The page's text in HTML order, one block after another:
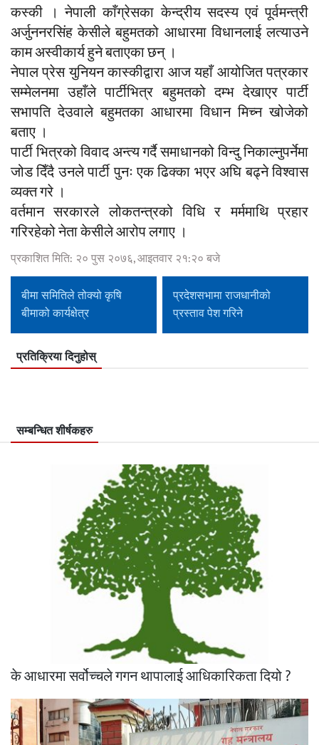
कस्की । नेपाली काँग्रेसका केन्द्रीय सदस्य एवं पूर्वमन्त्री
अर्जुननरसिंह केसीले बहुमतको आधारमा विधानलाई लत्याउने
काम अस्वीकार्य हुने बताएका छन् ।
नेपाल प्रेस युनियन कास्कीद्वारा आज यहाँ आयोजित पत्रकार
सम्मेलनमा उहाँले पार्टीभित्र बहुमतको दम्भ देखाएर पार्टी
सभापति देउवाले बहुमतका आधारमा विधान मिच्न खोजेको
बताए ।
पार्टी भित्रको विवाद अन्त्य गर्दै समाधानको विन्दु निकाल्नुपर्नेमा
जोड दिँदै उनले पार्टी पुनः एक ढिक्का भएर अघि बढ्ने विश्वास
व्यक्त गरे ।
वर्तमान सरकारले लोकतन्त्रको विधि र मर्ममाथि प्रहार
गरिरहेको नेता केसीले आरोप लगाए ।
प्रकाशित मिति: २० पुस २०७६, आइतवार २१:२० बजे
बीमा समितिले तोक्यो कृषि
बीमाको कार्यक्षेत्र
प्रदेशसभामा राजधानीको
प्रस्ताव पेश गरिने
प्रतिक्रिया दिनुहोस्
सम्बन्धित शीर्षकहरु
के आधारमा सर्वोच्चले गगन थापालाई आधिकारिकता दियो ?